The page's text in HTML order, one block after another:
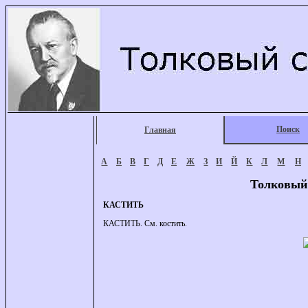
Главная Поиск
А Б В Г Д Е Ж З И Й К Л М Н
КАСТИТЬ
КАСТИТЬ. См. костить.